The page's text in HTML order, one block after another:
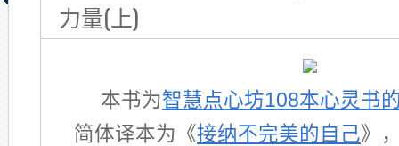
力量(上)
本书为智慧点心坊108本心灵书
简体译本为《接纳不完美的自己》